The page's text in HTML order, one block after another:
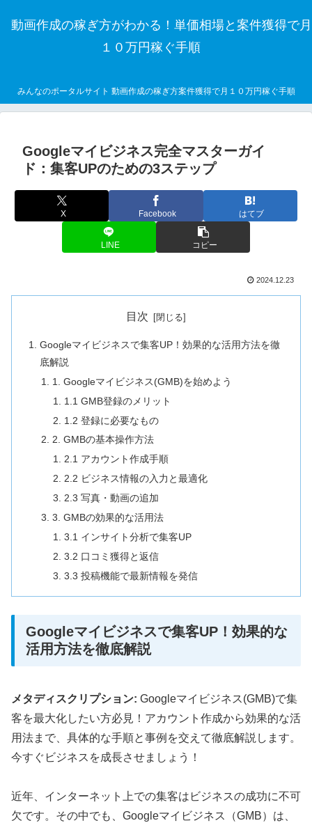
動画作成の稼ぎ方がわかる！単価相場と案件獲得で月
１０万円稼ぐ手順
みんなのポータルサイト 動画作成の稼ぎ方案件獲得で月１０万円稼ぐ手順
Googleマイビジネス完全マスターガイ
ド：集客UPのための3ステップ
X Facebook はてブ
LINE コピー
2024.12.23
目次
Googleマイビジネスで集客UP！効果的な活用方法を徹
底解説
1. Googleマイビジネス(GMB)を始めよう
1.1 GMB登録のメリット
1.2 登録に必要なもの
2. GMBの基本操作方法
2.1 アカウント作成手順
2.2 ビジネス情報の入力と最適化
2.3 写真・動画の追加
3. GMBの効果的な活用法
3.1 インサイト分析で集客UP
3.2 口コミ獲得と返信
3.3 投稿機能で最新情報を発信
Googleマイビジネスで集客UP！効果的な
活用方法を徹底解説
メタディスクリプション: Googleマイビジネス(GMB)で集
客を最大化したい方必見！アカウント作成から効果的な活
用法まで、具体的な手順と事例を交えて徹底解説します。
今すぐビジネスを成長させましょう！
近年、インターネット上での集客はビジネスの成功に不可
欠です。その中でも、Googleマイビジネス（GMB）は、